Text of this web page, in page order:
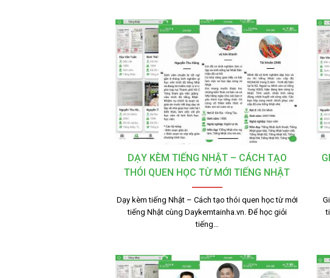
DẠY KÈM TIẾNG NHẬT – CÁCH TẠO
THÓI QUEN HỌC TỪ MỚI TIẾNG NHẬT
Dạy kèm tiếng Nhật – Cách tạo thói quen học từ mới
tiếng Nhật cùng Daykemtainha.vn. Để học giỏi
tiếng…